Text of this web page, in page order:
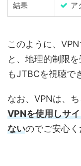
結果 ア
このように、
と、地理的制限
もJTBCを視聴で
なお、VPNは、
VPNを使用しサ
ないのでご安心く